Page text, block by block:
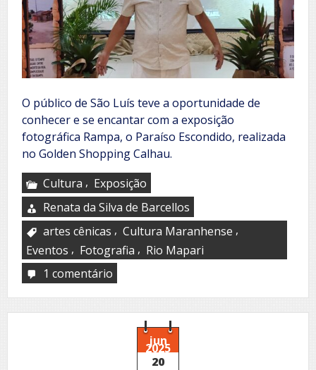
O público de São Luís teve a oportunidade de
conhecer e se encantar com a exposição
fotográfica Rampa, o Paraíso Escondido, realizada
no Golden Shopping Calhau.
Cultura , Exposição
Renata da Silva de Barcellos
artes cênicas , Cultura Maranhense ,
Eventos , Fotografia , Rio Mapari
1 comentário
o
Paraíso
Escondido
jun
2025
20